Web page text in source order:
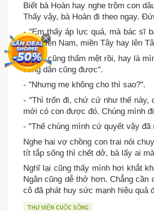
Biết bà Hoàn hay nghe trộm con
Thấy vậy, bà Hoàn đi theo ngay.
- "Em thấy áp lực quá, mà bác sĩ
vào miền Nam, miền Tây hay lên
- "Anh cũng thấm mệt rồi, hay là
nông dân cũng được".
- "Nhưng mẹ không cho thì sao?".
- "Thì trốn đi, chứ cứ như thế này,
mới có con được đó. Chúng mình
- "Thế chúng mình cứ quyết vậy đã
Nghe hai vợ chồng con trai nói
tít tắp sống thì chết dở, bà lấy ai
Nghĩ lại cũng thấy mình hơi khắt
Ngân cũng dễ thở hơn. Chẳng
cô đã phát huy sức mạnh hiệu quả
THƯ VIỆN CUỘC SỐNG